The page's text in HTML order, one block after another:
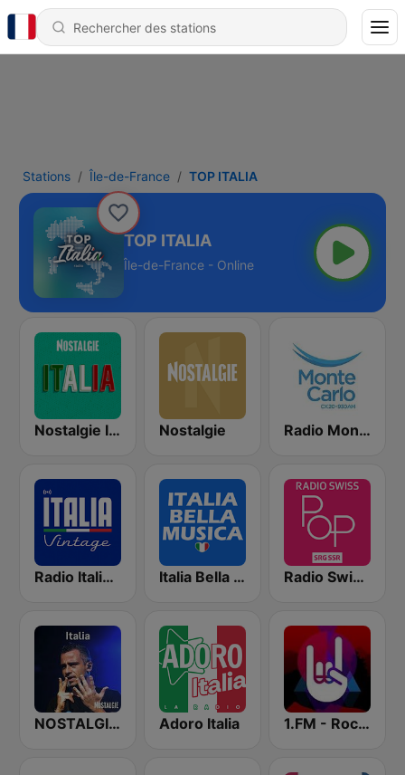
Stations Île-de-France TOP ITALIA
TOP ITALIA
Île-de-France - Online
Nostalgie Italia Nostalgie Radio Monte Carlo 930
Radio Italia Vintage Italia Bella Musica Radio Swiss Pop
NOSTALGIE ITALIA Adoro Italia 1.FM - Rock Classics